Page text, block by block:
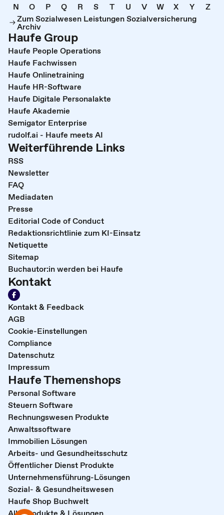
N
O P Q R S T U V W X Y
Z
Zum Sozialwesen Leistungen Sozialversicherung
Archiv
Haufe Group
Haufe People Operations
Haufe Fachwissen
Haufe Onlinetraining
Haufe HR-Software
Haufe Digitale Personalakte
Haufe Akademie
Semigator Enterprise
rudolf.ai - Haufe meets AI
Weiterführende Links
RSS
Newsletter
FAQ
Mediadaten
Presse
Editorial Code of Conduct
Redaktionsrichtlinie zum KI-Einsatz
Netiquette
Sitemap
Buchautor:in werden bei Haufe
Kontakt
Kontakt & Feedback
AGB
Cookie-Einstellungen
Compliance
Datenschutz
Impressum
Haufe Themenshops
Personal Software
Steuern Software
Rechnungswesen Produkte
Anwaltssoftware
Immobilien Lösungen
Arbeits- und Gesundheitsschutz
Öffentlicher Dienst Produkte
Unternehmensführung-Lösungen
Sozial- & Gesundheitswesen
Haufe Shop Buchwelt